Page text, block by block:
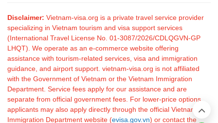
Disclaimer: Vietnam-visa.org is a private travel service provider
specializing in Vietnam tourism and visa support services
(International Travel License No. 01-3087/2026/CDLQGVN-GP
LHQT). We operate as an e-commerce website offering
assistance with tourism-related services, visa and immigration
guidance, and airport support. vietnam-visa.org is not affiliated
with the Government of Vietnam or the Vietnam Immigration
Department. Service fees apply for our assistance and are
separate from official government fees. For lower-price options,
applicants may also apply directly through the official Vietnam
Immigration Department website (evisa.gov.vn) or contact the